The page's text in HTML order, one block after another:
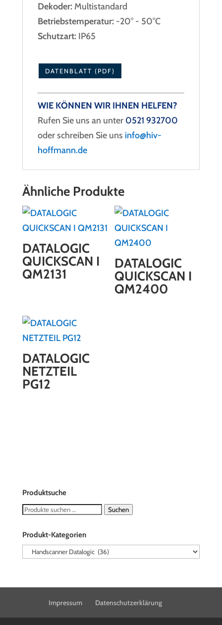
Dekoder:Multistandard
Betriebstemperatur:-20° - 50°C
Schutzart:IP65
DATENBLATT (PDF)
WIE KÖNNEN WIR IHNEN HELFEN?
Rufen Sie uns an unter 0521 932700
oder schreiben Sie uns info@hiv-
hoffmann.de
Ähnliche Produkte
DATALOGIC
QUICKSCAN I
QM2131
DATALOGIC
QUICKSCAN I
QM2400
DATALOGIC
NETZTEIL
PG12
Produktsuche
Suchen
Suchen
Produkt-Kategorien
Impressum Datenschutzerklärung